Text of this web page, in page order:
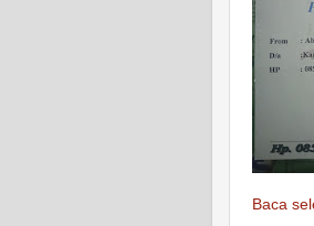
Baca